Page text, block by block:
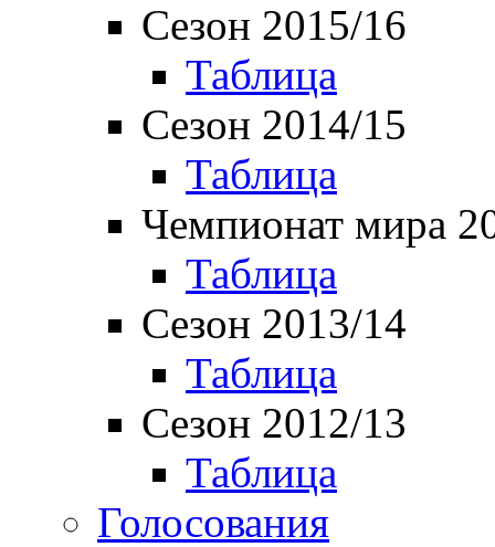
Сезон 2015/16
Таблица
Сезон 2014/15
Таблица
Чемпионат мира
Таблица
Сезон 2013/14
Таблица
Сезон 2012/13
Таблица
Голосования